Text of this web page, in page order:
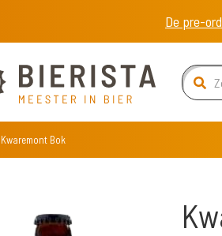
De pre-
Kwaremont Bok